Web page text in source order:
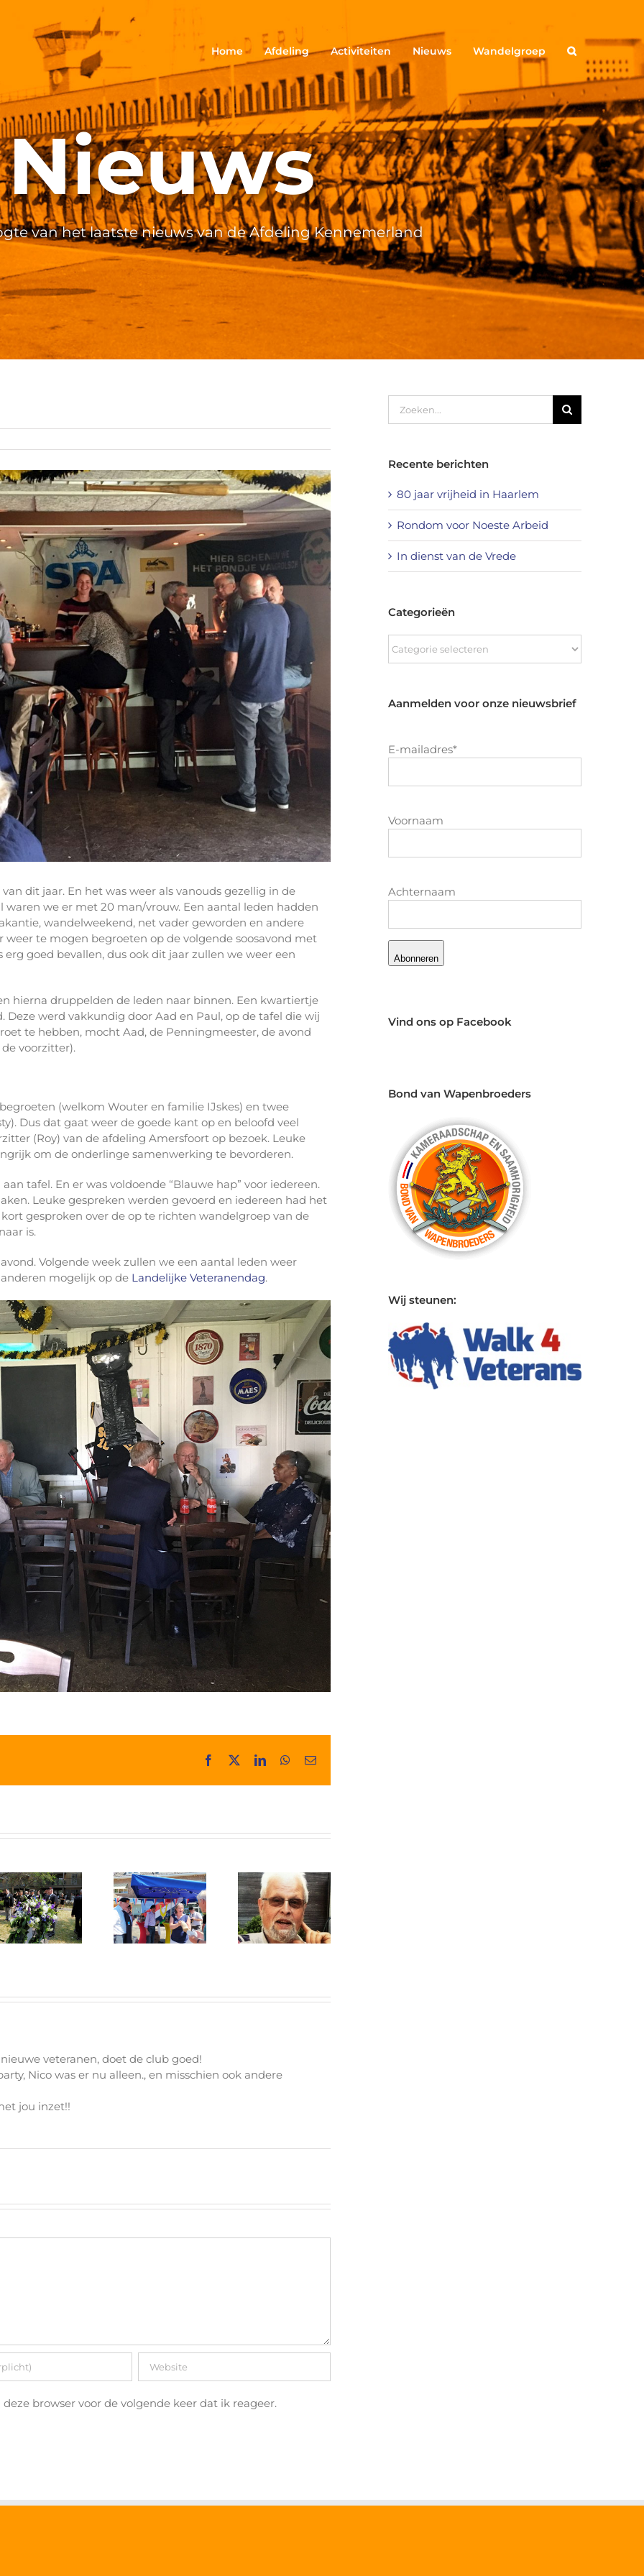
Home Afdeling Activiteiten Nieuws Wandelgroep
Nieuws
van het laatste nieuws van de Afdeling Kennemerland
dit jaar. En het was weer als vanouds gezellig in de
we er met 20 man/vrouw. Een aantal leden hadden
wandelweekend, net vader geworden en andere
te mogen begroeten op de volgende soosavond met
erg goed bevallen, dus ook dit jaar zullen we weer een
hierna druppelden de leden naar binnen. Een kwartiertje
werd vakkundig door Aad en Paul, op de tafel die wij
te hebben, mocht Aad, de Penningmeester, de avond
voorzitter).
(welkom Wouter en familie IJskes) en twee
Dus dat gaat weer de goede kant op en beloofd veel
(Roy) van de afdeling Amersfoort op bezoek. Leuke
om de onderlinge samenwerking te bevorderen.
tafel. En er was voldoende “Blauwe hap” voor iedereen.
Leuke gespreken werden gevoerd en iedereen had het
gesproken over de op te richten wandelgroep van de
is.
Volgende week zullen we een aantal leden weer
anderen mogelijk op de Landelijke Veteranendag.
Facebook
X LinkedInWhatsApp
E-
Veteranendag
Heemstede
In Memoriam:
Bram van
Woensel
veteranen, doet de club goed!
Nico was er nu alleen., en misschien ook andere
jou inzet!!
browser voor de volgende keer dat ik reageer.
naar:
Recente berichten
80 jaar vrijheid in Haarlem
Rondom voor Noeste Arbeid
In dienst van de Vrede
Categorieën
Aanmelden voor onze nieuwsbrief
E-mailadres*
Voornaam
Achternaam
Abonneren
Vind ons op Facebook
Bond van Wapenbroeders
Wij steunen: